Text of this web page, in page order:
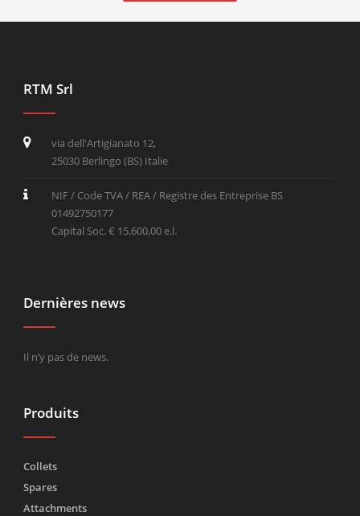
RTM Srl
via dell'Artigianato 12,
25030 Berlingo (BS) Italie
NIF / Code TVA / REA / Registre des Entreprise BS
01492750177
Capital Soc. € 15.600,00 e.l.
Dernières news
Il n’y pas de news.
Produits
Collets
Spares
Attachments